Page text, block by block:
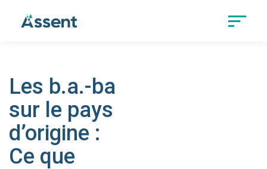
Les b.a.-ba
sur le pays
d’origine :
Ce que